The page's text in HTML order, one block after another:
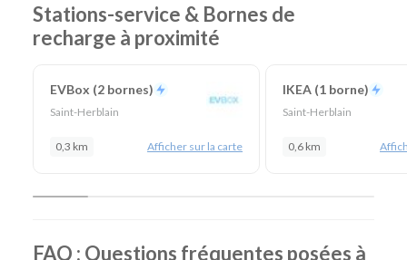
Stations-service & Bornes de
recharge à proximité
EVBox (2 bornes)
Saint-Herblain
0,3 km Afficher sur la carte
IKEA (1 borne)
Saint-Herblain
0,6 km
FAQ : Questions fréquentes posées à